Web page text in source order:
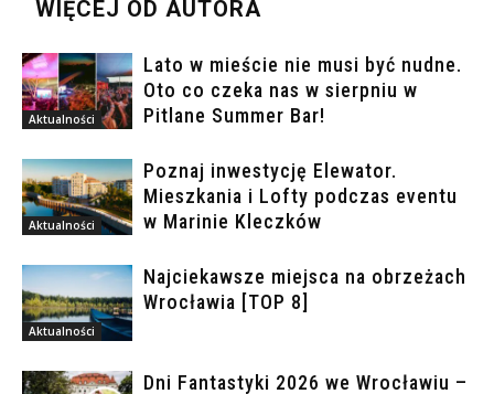
WIĘCEJ OD AUTORA
Aktualności
Lato w mieście nie musi być nudne.
Oto co czeka nas w sierpniu w
Pitlane Summer Bar!
Aktualności
Poznaj inwestycję Elewator.
Mieszkania i Lofty podczas eventu
w Marinie Kleczków
Aktualności
Najciekawsze miejsca na obrzeżach
Wrocławia [TOP 8]
Dni Fantastyki 2026 we Wrocławiu –